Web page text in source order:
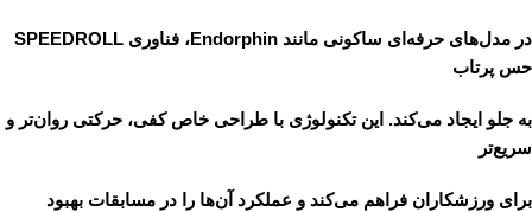
در مدل‌های حرفه‌ای ساکونی مانند Endorphin، فناوری
SPEEDROLL
حس پرتاب
به جلو ایجاد می‌کند. این تکنولوژی با طراحی خاص کفی، حرکتی روان‌تر و
سریع‌تر
برای ورزشکاران فراهم می‌کند و عملکرد آن‌ها را در مسابقات بهبود